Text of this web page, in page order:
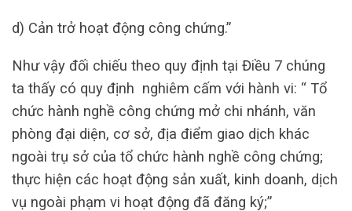
d) Cản trở hoạt động công chứng.”
Như vậy đối chiếu theo quy định tại Điều 7 chúng
ta thấy có quy định nghiêm cấm với hành vi: “ Tổ
chức hành nghề công chứng mở chi nhánh, văn
phòng đại diện, cơ sở, địa điểm giao dịch khác
ngoài trụ sở của tổ chức hành nghề công chứng;
thực hiện các hoạt động sản xuất, kinh doanh, dịch
vụ ngoài phạm vi hoạt động đã đăng ký;”